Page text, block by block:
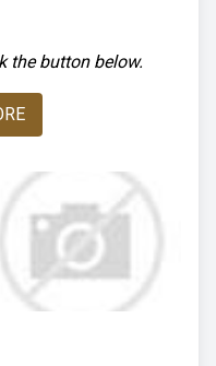
the button below.